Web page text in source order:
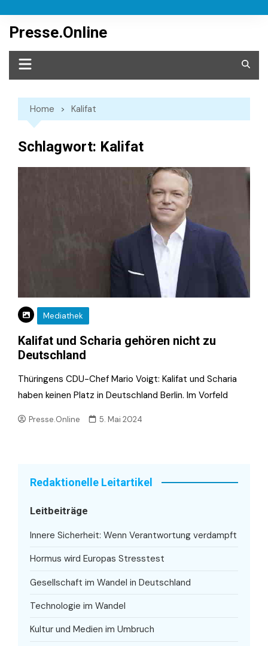
content
Presse.Online
Home Kalifat
Schlagwort: Kalifat
Mediathek
Kalifat und Scharia gehören nicht zu
Deutschland
Thüringens CDU-Chef Mario Voigt: Kalifat und Scharia
haben keinen Platz in Deutschland Berlin. Im Vorfeld
Presse.Online 5. Mai 2024
Redaktionelle Leitartikel
Leitbeiträge
Innere Sicherheit: Wenn Verantwortung verdampft
Hormus wird Europas Stresstest
Gesellschaft im Wandel in Deutschland
Technologie im Wandel
Kultur und Medien im Umbruch